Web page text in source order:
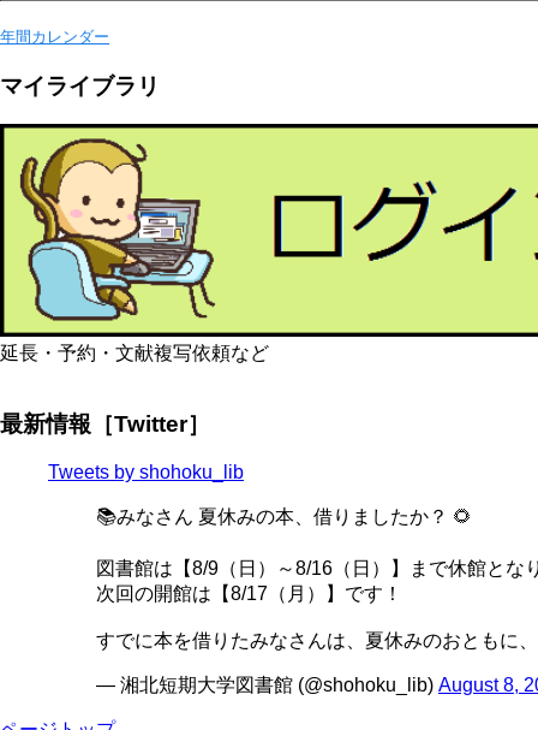
年間カレンダー
マイライブラリ
延長・予約・文献複写依頼など
最新情報［Twitter］
Tweets by shohoku_lib
📚みなさん 夏休みの本、借りましたか？ 🌻
図書館は【8/9（日）～8/16（日）】まで休館とな
次回の開館は【8/17（月）】です！
すでに本を借りたみなさんは、夏休みのおともに
— 湘北短期大学図書館 (@shohoku_lib) August 8,